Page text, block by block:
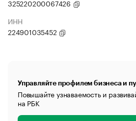
325220200067426
ИНН
224901035452
Управляйте профилем бизнеса и
Повышайте узнаваемость и
на РБК